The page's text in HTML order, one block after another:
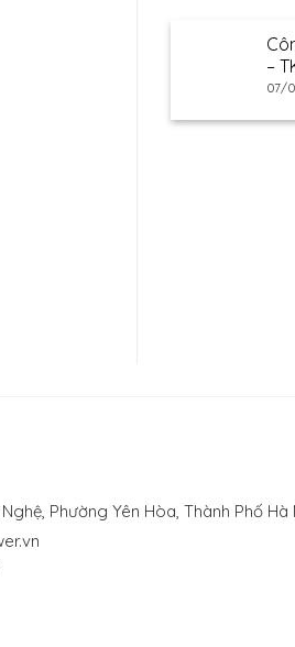
–
kết
07/
Phường Yên Hòa, Thành Phố Hà